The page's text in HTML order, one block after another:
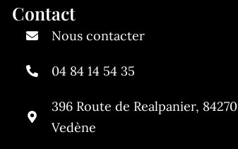
Contact
Nous contacter
04 84 14 54 35
396 Route de Realpanier, 84270
Vedène